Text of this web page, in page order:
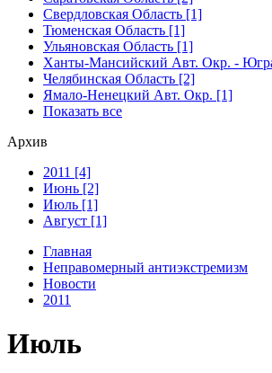
Свердловская Область [1]
Тюменская Область [1]
Ульяновская Область [1]
Ханты-Мансийский Авт. Окр. -
Челябинская Область [2]
Ямало-Ненецкий Авт. Окр. [1]
Показать все
Архив
2011 [4]
Июнь [2]
Июль [1]
Август [1]
Главная
Неправомерный антиэкстремизм
Новости
2011
Июль